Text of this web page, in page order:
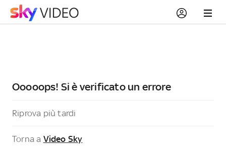
Ooooops! Si è verificato un errore
Riprova più tardi
Torna a Video Sky